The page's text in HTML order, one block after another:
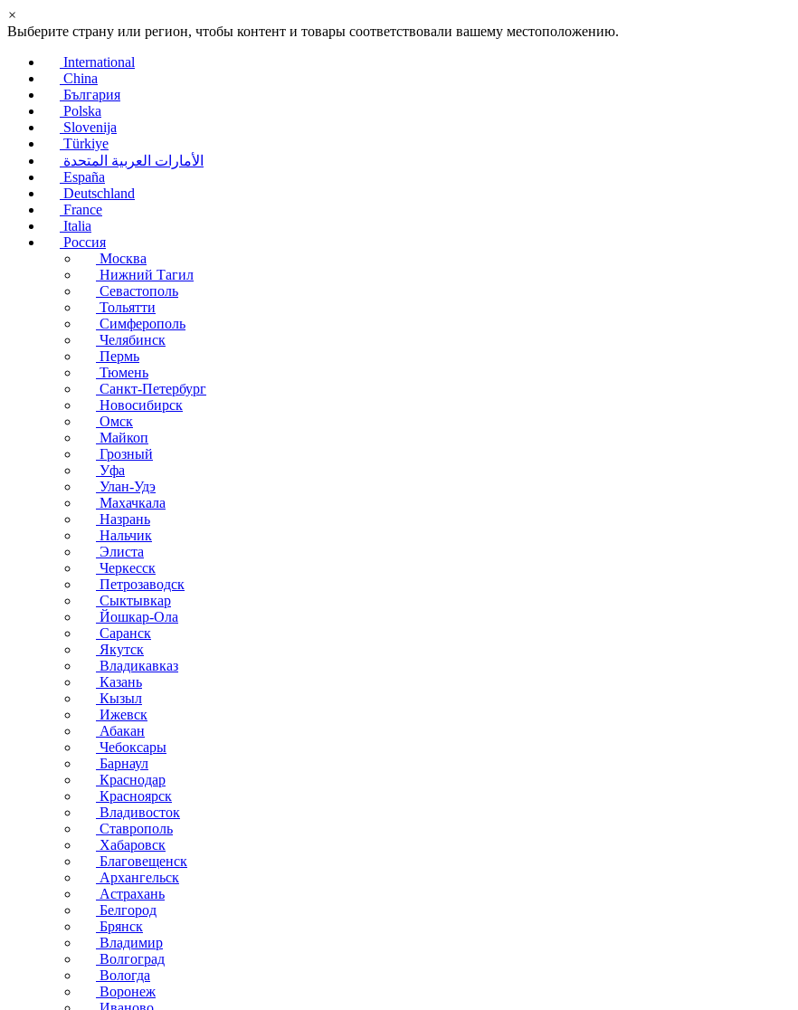
×
Выберите страну или регион, чтобы контент и товары соответствовали вашему местоположению.
International
China
България
Polska
Slovenija
Türkiye
الأمارات العربية المتحدة
España
Deutschland
France
Italia
Россия
Москва
Нижний Тагил
Севастополь
Тольятти
Симферополь
Челябинск
Пермь
Тюмень
Санкт-Петербург
Новосибирск
Омск
Майкоп
Грозный
Уфа
Улан-Удэ
Махачкала
Назрань
Нальчик
Элиста
Черкесск
Петрозаводск
Сыктывкар
Йошкар-Ола
Саранск
Якутск
Владикавказ
Казань
Кызыл
Ижевск
Абакан
Чебоксары
Барнаул
Краснодар
Красноярск
Владивосток
Ставрополь
Хабаровск
Благовещенск
Архангельск
Астрахань
Белгород
Брянск
Владимир
Волгоград
Вологда
Воронеж